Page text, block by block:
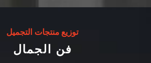
توزيع منتجات التجميل
فن الجمال